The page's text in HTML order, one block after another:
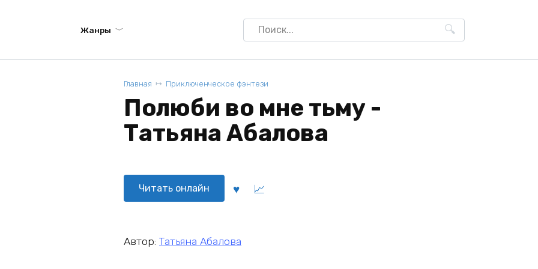
Жанры
Search
for:
Главная Приключенческое фэнтези
Полюби во мне тьму -
Татьяна Абалова
Читать онлайн
Автор: Татьяна Абалова